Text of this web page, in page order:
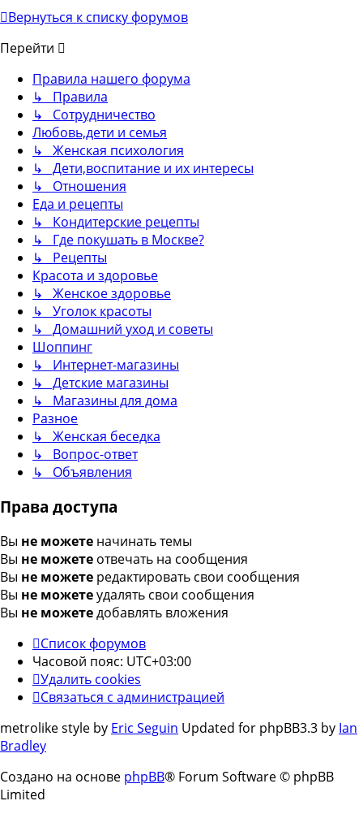
Вернуться к списку форумов
Перейти
Правила нашего форума
↳ Правила
↳ Сотрудничество
Любовь,дети и семья
↳ Женская психология
↳ Дети,воспитание и их интересы
↳ Отношения
Еда и рецепты
↳ Кондитерские рецепты
↳ Где покушать в Москве?
↳ Рецепты
Красота и здоровье
↳ Женское здоровье
↳ Уголок красоты
↳ Домашний уход и советы
Шоппинг
↳ Интернет-магазины
↳ Детские магазины
↳ Магазины для дома
Разное
↳ Женская беседка
↳ Вопрос-ответ
↳ Объявления
Права доступа
Вы не можете начинать темы
Вы не можете отвечать на сообщения
Вы не можете редактировать свои сообщения
Вы не можетеудалять свои сообщения
Вы не можетедобавлять вложения
Список форумов
Часовой пояс: UTC+03:00
Удалить cookies
Связаться с администрацией
metrolike style by Eric Seguin Updated for phpBB3.3 by Ian
Bradley
Создано на основе phpBB® Forum Software © phpBB
Limited